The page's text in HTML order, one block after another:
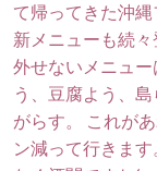
て帰ってきた沖縄
新メニューも続
外せないメニュ
う、豆腐よう、
がらす。 これが
ン減って行きま